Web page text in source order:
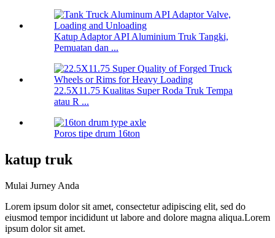
Katup Adaptor API Aluminium Truk Tangki,
Pemuatan dan ...
22.5X11.75 Kualitas Super Roda Truk Tempa
atau R ...
Poros tipe drum 16ton
katup truk
Mulai Jurney Anda
Lorem ipsum dolor sit amet, consectetur adipiscing elit, sed do
eiusmod tempor incididunt ut labore and dolore magna aliqua.Lorem
ipsum dolor sit amet.